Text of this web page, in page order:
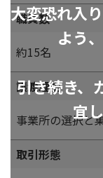
大変恐れ入
よう
引き続き、
宜
職員数
約15名
譲渡理由
事業所の選択と
取引形態